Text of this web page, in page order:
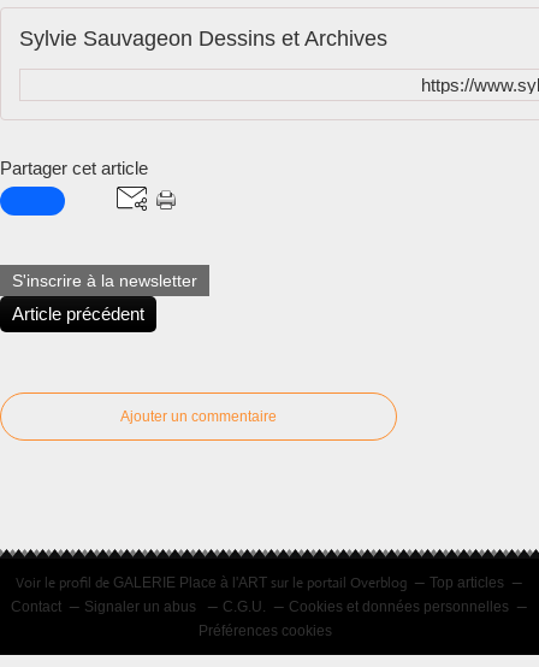
Sylvie Sauvageon Dessins et Archives
https://
Partager cet article
S'inscrire à la newsletter
Article précédent
Ajouter un commentaire
Voir le profil de GALERIE Place à l'ART sur le portail Overblog
Top articles
Contact
Signaler un abus C.G.U.
Cookies et données personnelles
Préférences cookies